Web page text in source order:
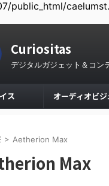
public_html/
Curiositas
デジタルガジェット＆コン
ス オーディオビ
> Aetherion Max
Max